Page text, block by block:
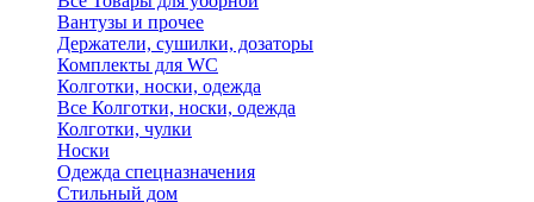
Вантузы и прочее
Держатели, сушилки, дозаторы
Комплекты для WC
Колготки, носки, одежда
Все Колготки, носки, одежда
Колготки, чулки
Носки
Одежда спецназначения
Стильный дом